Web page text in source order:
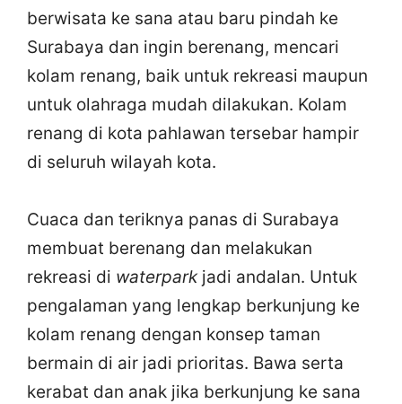
berwisata ke sana atau baru pindah ke
Surabaya dan ingin berenang, mencari
kolam renang, baik untuk rekreasi maupun
untuk olahraga mudah dilakukan. Kolam
renang di kota pahlawan tersebar hampir
di seluruh wilayah kota.
Cuaca dan teriknya panas di Surabaya
membuat berenang dan melakukan
rekreasi di waterparkjadi andalan. Untuk
pengalaman yang lengkap berkunjung ke
kolam renang dengan konsep taman
bermain di air jadi prioritas. Bawa serta
kerabat dan anak jika berkunjung ke sana